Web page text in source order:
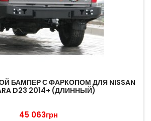
БАМПЕР С ФАРКОПОМ ДЛЯ NISSAN
D23 2014+ (ДЛИННЫЙ)
45 063грн